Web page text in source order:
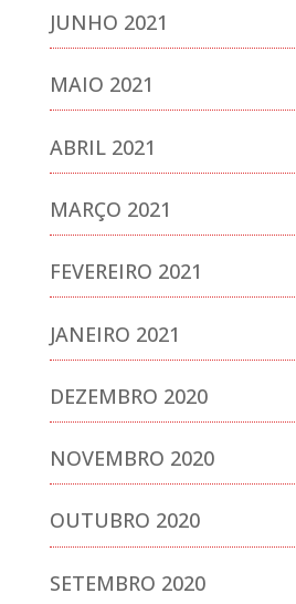
JUNHO 2021
MAIO 2021
ABRIL 2021
MARÇO 2021
FEVEREIRO 2021
JANEIRO 2021
DEZEMBRO 2020
NOVEMBRO 2020
OUTUBRO 2020
SETEMBRO 2020